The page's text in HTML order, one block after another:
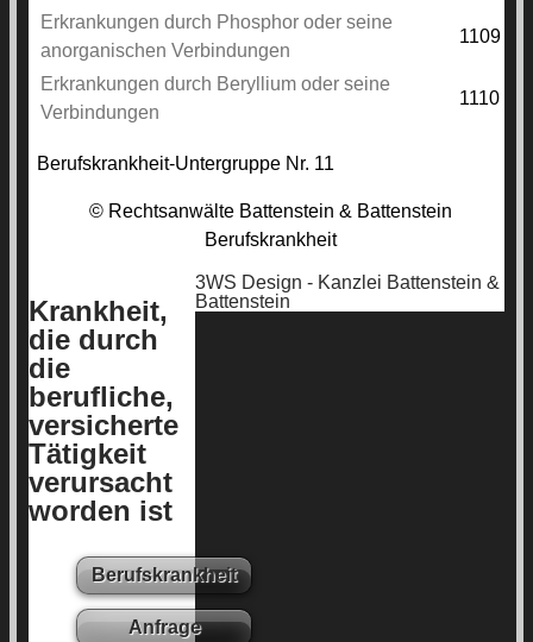
Erkrankungen durch Phosphor oder seine
anorganischen Verbindungen
1109
Erkrankungen durch Beryllium oder seine
Verbindungen
1110
Berufskrankheit-Untergruppe Nr. 11
© Rechtsanwälte Battenstein & Battenstein
Berufskrankheit
Krankheit,
die durch
die
berufliche,
versicherte
Tätigkeit
verursacht
worden ist
Berufskrankheit
Anfrage
3WS Design - Kanzlei Battenstein &
Battenstein